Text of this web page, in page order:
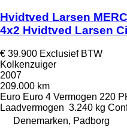
Hvidtved Larsen
4x2 Hvidtved Larsen
€ 39.900 Exclusief BTW
Kolkenzuiger
2007
209.000 km
Euro Euro 4 Vermogen 220
Laadvermogen 3.240 kg
Denemarken, Padborg